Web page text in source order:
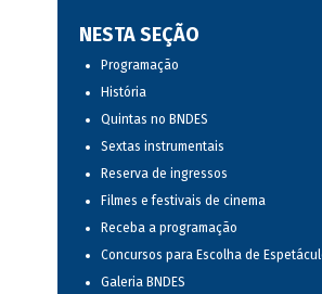
NESTA SEÇÃO
Programação
História
Quintas no BNDES
Sextas instrumentais
Reserva de ingressos
Filmes e festivais de cinema
Receba a programação
Concursos para Escolha de
Galeria BNDES